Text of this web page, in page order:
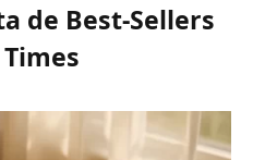
de Best-Sellers